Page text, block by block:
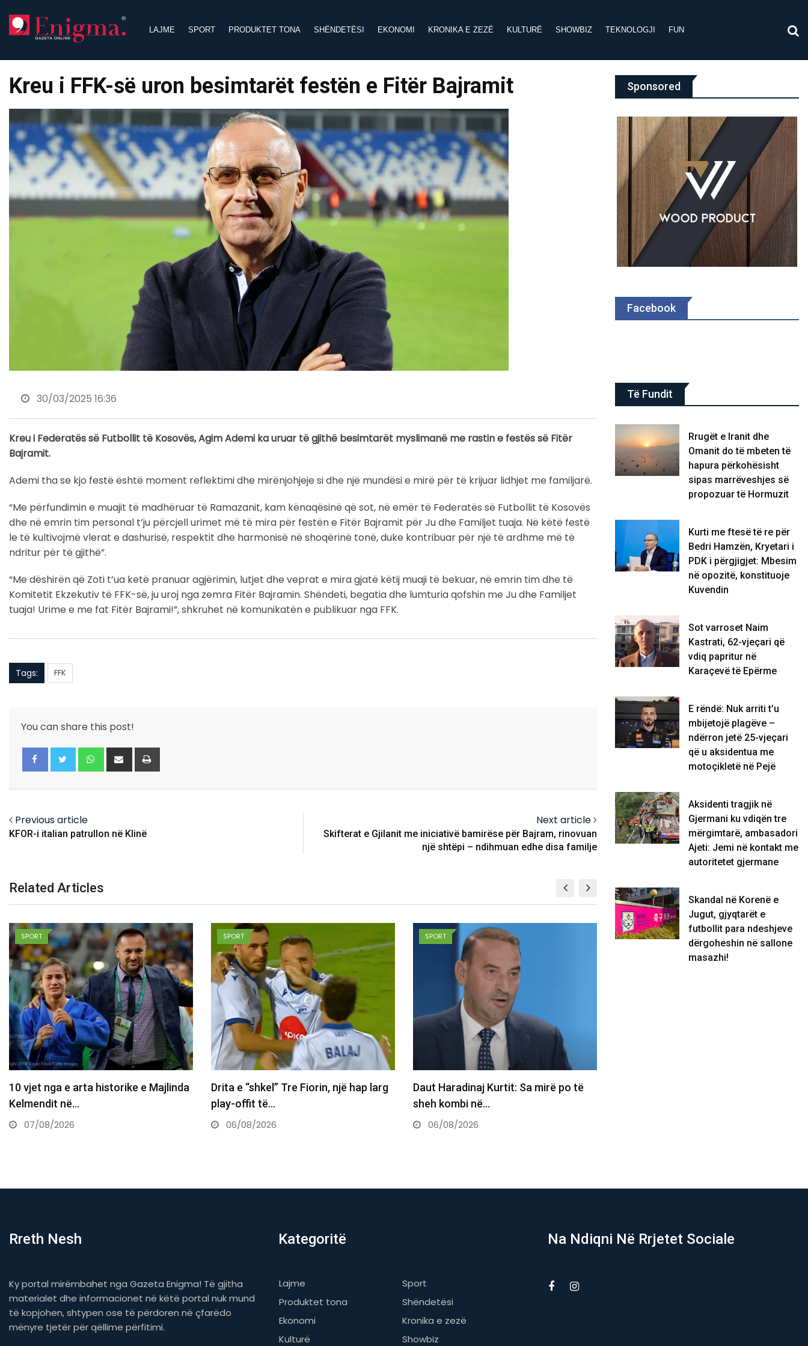
content
LAJME SPORT PRODUKTET TONA SHËNDETËSI EKONOMI KRONIKA E ZEZË KULTURË SHOWBIZ TEKNOLOGJI FUN
Kreu i FFK-së uron besimtarët festën e Fitër Bajramit
30/03/2025 16:36
Kreu i Federatës së Futbollit të Kosovës, Agim Ademi ka uruar të gjithë besimtarët myslimanë me rastin e festës së Fitër
Bajramit.
Ademi tha se kjo festë është moment reflektimi dhe mirënjohjeje si dhe një mundësi e mirë për të krijuar lidhjet me familjarë.
“Me përfundimin e muajit të madhëruar të Ramazanit, kam kënaqësinë që sot, në emër të Federatës së Futbollit të Kosovës
dhe në emrin tim personal t’ju përcjell urimet më të mira për festën e Fitër Bajramit për Ju dhe Familjet tuaja. Në këtë festë
le të kultivojmë vlerat e dashurisë, respektit dhe harmonisë në shoqërinë tonë, duke kontribuar për një të ardhme më të
ndritur për të gjithë”.
“Me dëshirën që Zoti t’ua ketë pranuar agjërimin, lutjet dhe veprat e mira gjatë këtij muaji të bekuar, në emrin tim dhe të
Komitetit Ekzekutiv të FFK-së, ju uroj nga zemra Fitër Bajramin. Shëndeti, begatia dhe lumturia qofshin me Ju dhe Familjet
tuaja! Urime e me fat Fitër Bajrami!”, shkruhet në komunikatën e publikuar nga FFK.
Tags: FFK
You can share this post!
Whatsapp
Share
via
Previous article
KFOR-i italian patrullon në Klinë
Next article
Skifterat e Gjilanit me iniciativë bamirëse për Bajram, rinovuan
një shtëpi – ndihmuan edhe disa familje
Related Articles
SPORT
Drita e “shkel” Tre Fiorin, një hap larg
play-offit të…
06/08/2026
SPORT
Daut Haradinaj Kurtit: Sa mirë po të
sheh kombi në…
06/08/2026
SPORT
Kjo legjendë e futbollit mund ta marrë
postin e Infantinos…
06/08/2026
SPORT
Sponsored
Facebook
Të Fundit
Rrugët e Iranit dhe
Omanit do të mbeten të
hapura përkohësisht
sipas marrëveshjes së
propozuar të Hormuzit
Kurti me ftesë të re për
Bedri Hamzën, Kryetari i
PDK i përgjigjet: Mbesim
në opozitë, konstituoje
Kuvendin
Sot varroset Naim
Kastrati, 62-vjeçari që
vdiq papritur në
Karaçevë të Epërme
E rëndë: Nuk arriti t’u
mbijetojë plagëve –
ndërron jetë 25-vjeçari
që u aksidentua me
motoçikletë në Pejë
Aksidenti tragjik në
Gjermani ku vdiqën tre
mërgimtarë, ambasadori
Ajeti: Jemi në kontakt me
autoritetet gjermane
Skandal në Korenë e
Jugut, gjyqtarët e
futbollit para ndeshjeve
dërgoheshin në sallone
masazhi!
Rreth Nesh
Ky portal mirëmbahet nga Gazeta Enigma! Të gjitha
materialet dhe informacionet në këtë portal nuk mund
të kopjohen, shtypen ose të përdoren në çfarëdo
mënyre tjetër për qëllime përfitimi.
Kategoritë
Lajme
Sport
Produktet tona
Shëndetësi
Ekonomi
Kronika e zezë
Kulturë
Showbiz
Na Ndiqni Në Rrjetet Sociale